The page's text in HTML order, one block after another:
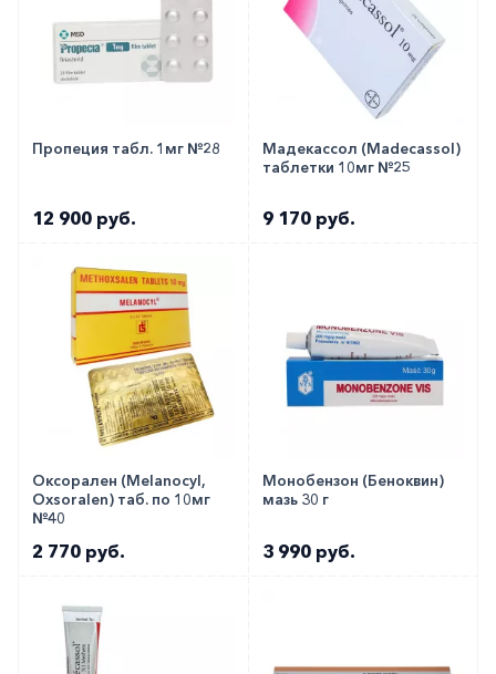
Пропеция табл. 1мг №28
12 900 руб.
Мадекассол (Madecassol)
таблетки 10мг №25
9 170 руб.
Оксорален (Melanocyl,
Oxsoralen) таб. по 10мг
№40
2 770 руб.
Монобензон (Беноквин)
мазь 30 г
3 990 руб.